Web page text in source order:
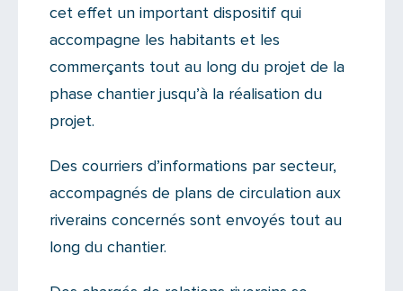
cet effet un important dispositif qui
accompagne les habitants et les
commerçants tout au long du projet de la
phase chantier jusqu’à la réalisation du
projet.
Des courriers d’informations par secteur,
accompagnés de plans de circulation aux
riverains concernés sont envoyés tout au
long du chantier.